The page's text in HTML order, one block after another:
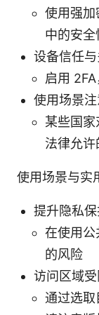
使用强加
中的安全
设备信任
启用
使用场景注
某些国
法律允许
使用场景与实
提升隐私保
在使用
的风险
访问区域
通过选取